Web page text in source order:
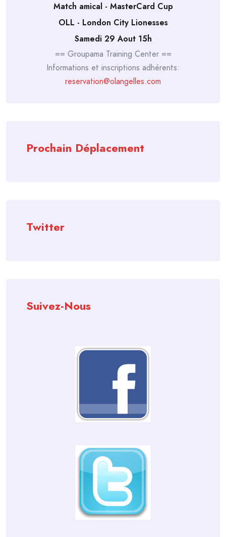
Match amical - MasterCard Cup
OLL - London City Lionesses
Samedi 29 Aout 15h
== Groupama Training Center ==
Informations et inscriptions adhérents:
reservation@olangelles.com
Prochain Déplacement
Twitter
Suivez-Nous